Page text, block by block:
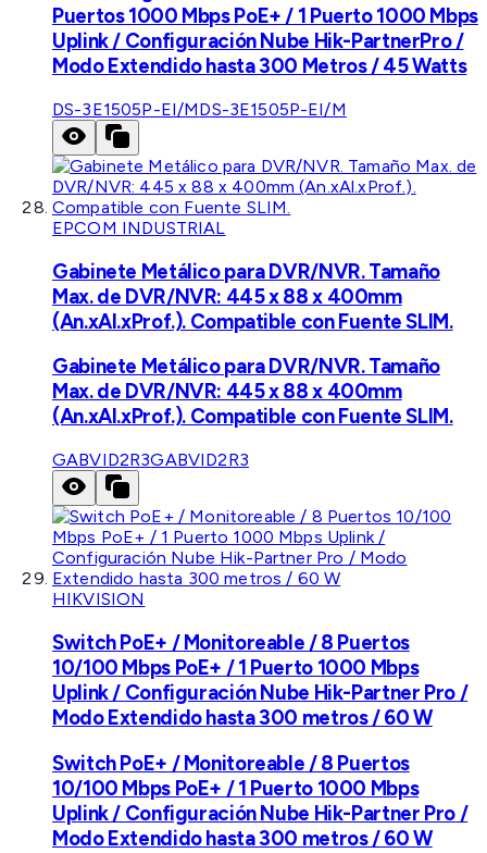
Puertos 1000 Mbps PoE+ / 1 Puerto 1000 Mbps
Uplink / Configuración Nube Hik-PartnerPro /
Modo Extendido hasta 300 Metros / 45 Watts
DS-3E1505P-EI/MDS-3E1505P-EI/M
EPCOM INDUSTRIAL
Gabinete Metálico para DVR/NVR. Tamaño
Max. de DVR/NVR: 445 x 88 x 400mm
(An.xAl.xProf.). Compatible con Fuente SLIM.
Gabinete Metálico para DVR/NVR. Tamaño
Max. de DVR/NVR: 445 x 88 x 400mm
(An.xAl.xProf.). Compatible con Fuente SLIM.
GABVID2R3GABVID2R3
HIKVISION
Switch PoE+ / Monitoreable / 8 Puertos
10/100 Mbps PoE+ / 1 Puerto 1000 Mbps
Uplink / Configuración Nube Hik-Partner Pro /
Modo Extendido hasta 300 metros / 60 W
Switch PoE+ / Monitoreable / 8 Puertos
10/100 Mbps PoE+ / 1 Puerto 1000 Mbps
Uplink / Configuración Nube Hik-Partner Pro /
Modo Extendido hasta 300 metros / 60 W